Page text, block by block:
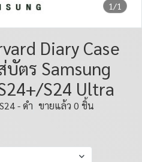
1/1
Diary Case
ตร Samsung
S24 Ultra
- ดำ ขายแล้ว 0 ชิ้น